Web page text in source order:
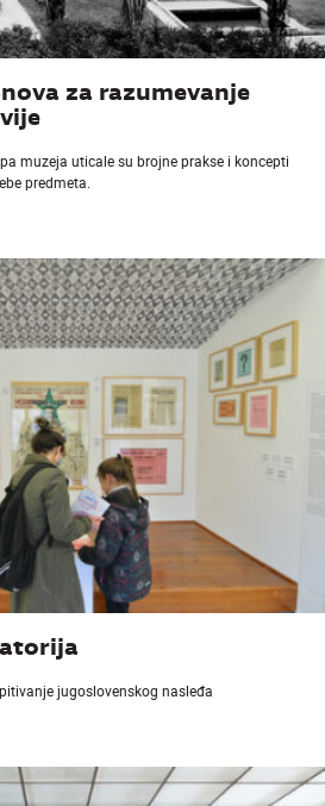
za razumevanje
muzeja uticale su brojne prakse i koncepti
predmeta.
jugoslovenskog nasleđa